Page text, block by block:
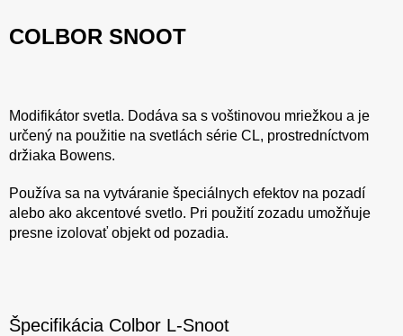
COLBOR SNOOT
Modifikátor svetla. Dodáva sa s voštinovou mriežkou a je
určený na použitie na svetlách série CL, prostredníctvom
držiaka Bowens.
Používa sa na vytváranie špeciálnych efektov na pozadí
alebo ako akcentové svetlo. Pri použití zozadu umožňuje
presne izolovať objekt od pozadia.
Špecifikácia Colbor L-Snoot